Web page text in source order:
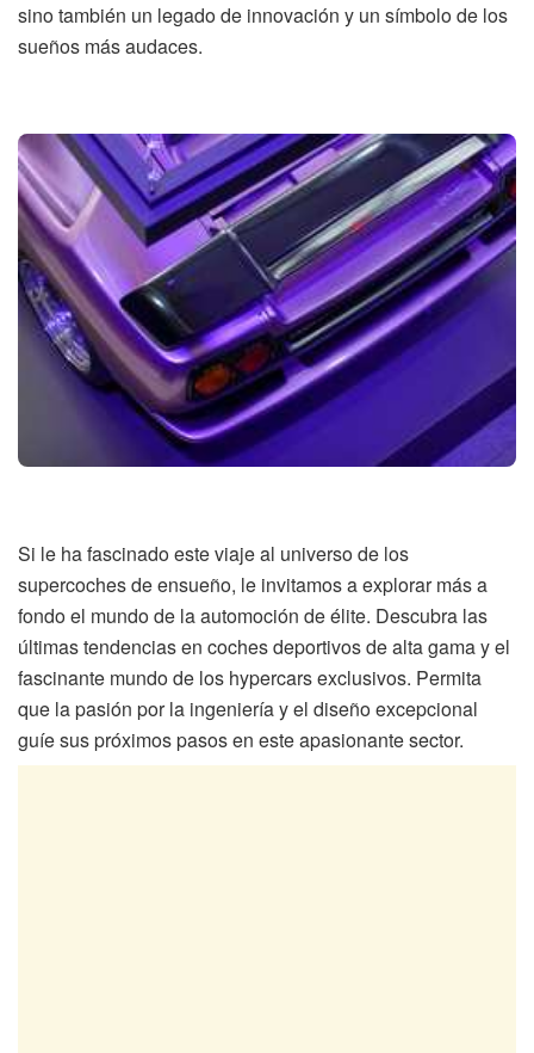
sino también un legado de innovación y un símbolo de los
sueños más audaces.
Si le ha fascinado este viaje al universo de los
supercoches de ensueño, le invitamos a explorar más a
fondo el mundo de la automoción de élite. Descubra las
últimas tendencias en coches deportivos de alta gama y el
fascinante mundo de los hypercars exclusivos. Permita
que la pasión por la ingeniería y el diseño excepcional
guíe sus próximos pasos en este apasionante sector.